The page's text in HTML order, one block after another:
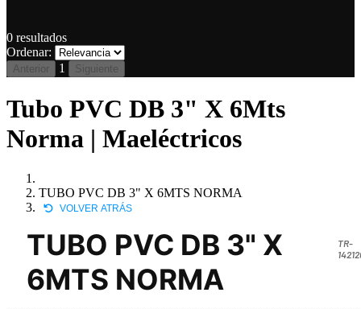
0 resultados
Ordenar:
Anterior 1 Siguiente
Tubo PVC DB 3" X 6Mts
Norma | Maeléctricos
TUBO PVC DB 3" X 6MTS NORMA
VOLVER ATRÁS
TUBO PVC DB 3" X
6MTS NORMA
TR-